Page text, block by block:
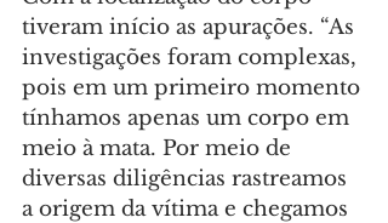
tiveram início as apurações. “As
investigações foram complexas,
pois em um primeiro momento
tínhamos apenas um corpo em
meio à mata. Por meio de
diversas diligências rastreamos
a origem da vítima e chegamos